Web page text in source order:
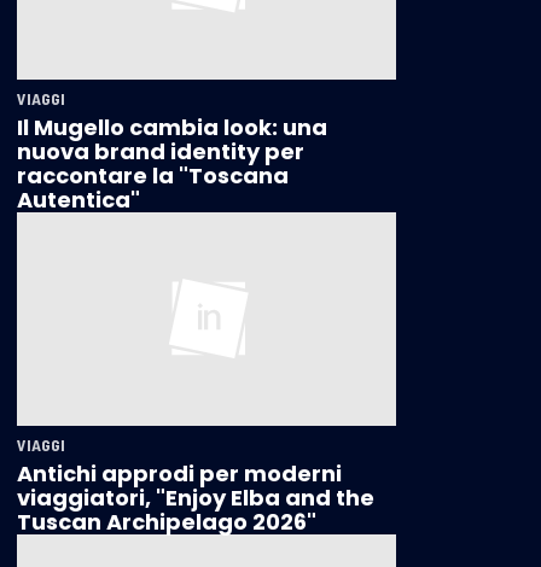
VIAGGI
Il Mugello cambia look: una
nuova brand identity per
raccontare la "Toscana
Autentica"
VIAGGI
Antichi approdi per moderni
viaggiatori, "Enjoy Elba and the
Tuscan Archipelago 2026"